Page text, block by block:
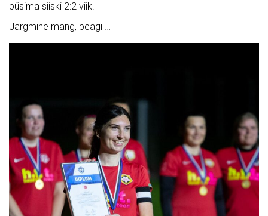
püsima siiski 2:2 viik.
Järgmine mäng, peagi …